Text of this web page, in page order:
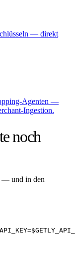
— direkt
Agenten —
Ingestion.
noch
— und in den